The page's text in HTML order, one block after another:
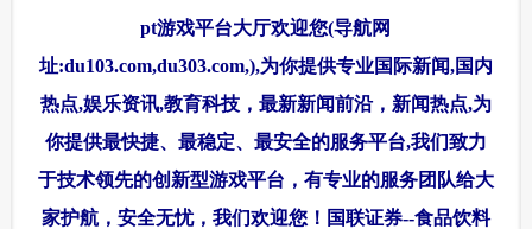
pt游戏平台大厅欢迎您(导航网
址:du103.com,du303.com,),为你提供专业国际新闻,国内
热点,娱乐资讯,教育科技，最新新闻前沿，新闻热点,为
你提供最快捷、最稳定、最安全的服务平台,我们致力
于技术领先的创新型游戏平台，有专业的服务团队给大
家护航，安全无忧，我们欢迎您！国联证券--食品饮料